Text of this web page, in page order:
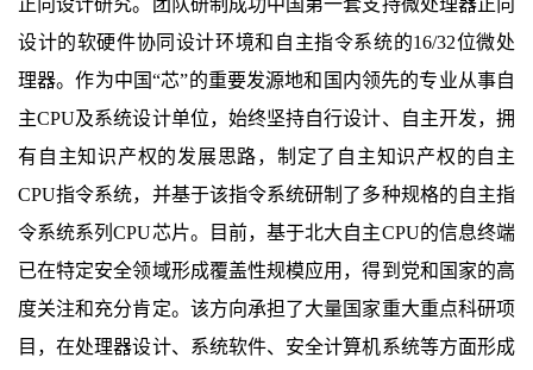
正向设计研究。团队研制成功中国第一套支持微处理器正向
设计的软硬件协同设计环境和自主指令系统的16/32位微处
理器。作为中国“芯”的重要发源地和国内领先的专业从事自
主CPU及系统设计单位，始终坚持自行设计、自主开发，拥
有自主知识产权的发展思路，制定了自主知识产权的自主
CPU指令系统，并基于该指令系统研制了多种规格的自主指
令系统系列CPU芯片。目前，基于北大自主CPU的信息终端
已在特定安全领域形成覆盖性规模应用，得到党和国家的高
度关注和充分肯定。该方向承担了大量国家重大重点科研项
目，在处理器设计、系统软件、安全计算机系统等方面形成